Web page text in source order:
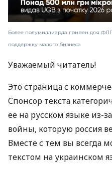
Более полумиллиарда гривен для
поддержку малого бизнеса
Уважаемый читатель!
Это страница с
Спонсор текста
ее на русском языке из-
войны, которую россия
Вместе с тем вы всегда
текстом на украинском